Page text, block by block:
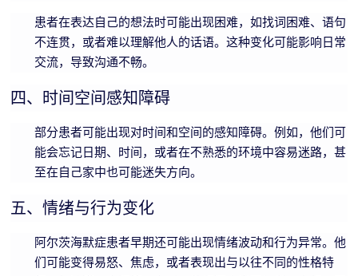
庭）
表
达
力
障
动
协
调
阿尔茨
海默
预防
理
登
录
问
&
帮
患者在表达自己的想法时可能出现困难，如找词困难、语句
不连贯，或者难以理解他人的话语。这种变化可能影响日常
交流，导致沟通不畅。
四、时间空间感知障碍
部分患者可能出现对时间和空间的感知障碍。例如，他们可
能会忘记日期、时间，或者在不熟悉的环境中容易迷路，甚
至在自己家中也可能迷失方向。
五、情绪与行为变化
阿尔茨海默症患者早期还可能出现情绪波动和行为异常。他
们可能变得易怒、焦虑，或者表现出与以往不同的性格特